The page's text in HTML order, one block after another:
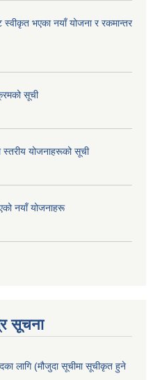
भएका नयाँ योजना र रकमान्तर
सूची
योजनाहरूको सूची
नयाँ योजनाहरू
सूचना
लागि (मौजुदा सूचीमा सूचीकृत हुने